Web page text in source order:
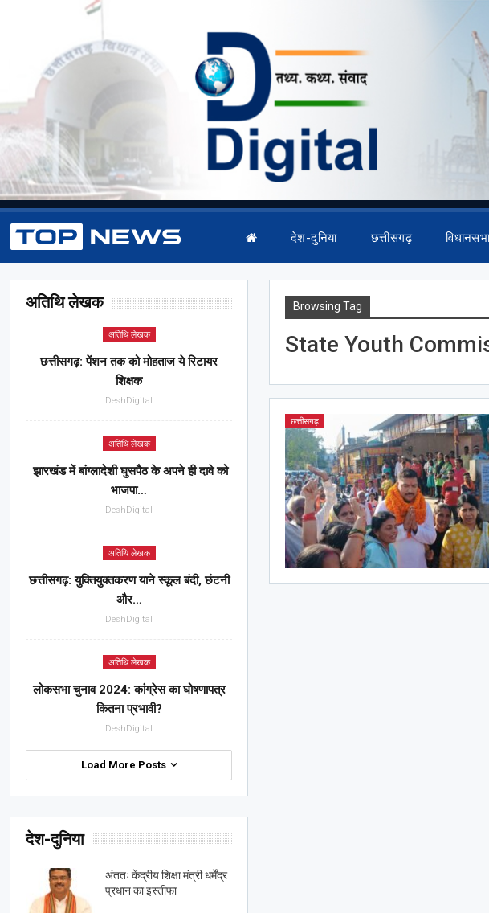
देश-दुनिया छत्तीसगढ़
Browsing Tag
State Youth
छत्तीसगढ़
अतिथि लेखक
अतिथि लेखक
छत्तीसगढ़: पेंशन तक को मोहताज ये रिटायर
शिक्षक
DeshDigital
अतिथि लेखक
झारखंड में बांग्लादेशी घुसपैठ के अपने ही दावे को
भाजपा…
DeshDigital
अतिथि लेखक
छत्तीसगढ़: युक्तियुक्तकरण याने स्कूल बंदी, छंटनी
और…
DeshDigital
अतिथि लेखक
लोकसभा चुनाव 2024: कांग्रेस का घोषणापत्र
कितना प्रभावी?
DeshDigital
Load More Posts
देश-दुनिया
अंततः केंद्रीय शिक्षा मंत्री धर्मेंद्र
प्रधान का इस्तीफा